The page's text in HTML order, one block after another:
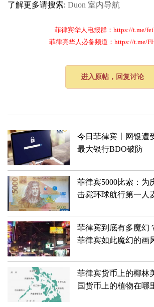
了解更多请搜索: Duon 室内导航
菲律宾华人电报群：https://t.me/
菲律宾华人必备频道：https://t.me/
进入原帖，回复讨论
今日菲律宾丨网银遭
最大银行BDO破防
菲律宾5000比索：为
击毙环球航行第一人
菲律宾到底有多魔幻
菲律宾如此魔幻的画
菲律宾货币上的椰林
国货币上的植物在哪